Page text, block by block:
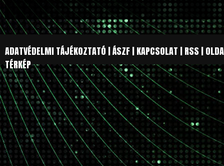
ADATVÉDELMI TÁJÉKOZTATÓ |ÁSZF |KAPCSOLAT |RSS|
TÉRKÉP